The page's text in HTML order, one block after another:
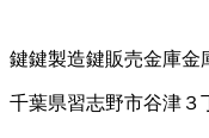
鍵鍵製造鍵販売金庫金
千葉県習志野市谷津３